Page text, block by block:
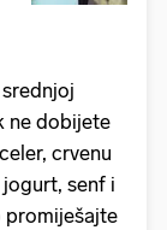
ne dobijete
crvenu
senf i
promiješajte